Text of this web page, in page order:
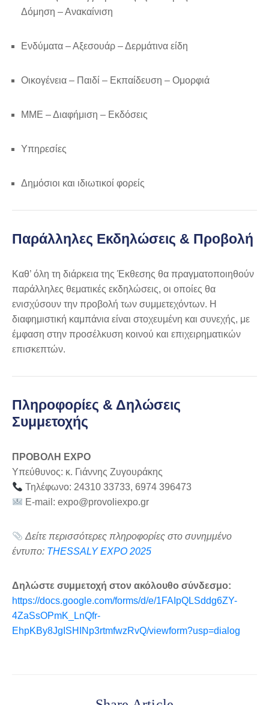
Δόμηση – Ανακαίνιση
Ενδύματα – Αξεσουάρ – Δερμάτινα είδη
Οικογένεια – Παιδί – Εκπαίδευση – Ομορφιά
ΜΜΕ – Διαφήμιση – Εκδόσεις
Υπηρεσίες
Δημόσιοι και ιδιωτικοί φορείς
Παράλληλες Εκδηλώσεις & Προβολή
Καθ’ όλη τη διάρκεια της Έκθεσης θα πραγματοποιηθούν
παράλληλες θεματικές εκδηλώσεις, οι οποίες θα
ενισχύσουν την προβολή των συμμετεχόντων. Η
διαφημιστική καμπάνια είναι στοχευμένη και συνεχής, με
έμφαση στην προσέλκυση κοινού και επιχειρηματικών
επισκεπτών.
Πληροφορίες & Δηλώσεις
Συμμετοχής
ΠΡΟΒΟΛΗ EXPO
Υπεύθυνος: κ. Γιάννης Ζυγουράκης
Τηλέφωνο: 24310 33733, 6974 396473
E-mail:expo@provoliexpo.gr
Δείτε περισσότερες πληροφορίες στο συνημμένο
έντυπο: THESSALY EXPO 2025
Δηλώστε συμμετοχή στον ακόλουθο σύνδεσμο:
https://docs.google.com/forms/d/e/1FAIpQLSddg6ZY-
4ZaSsOPmK_LnQfr-
EhpKBy8JgISHINp3rtmfwzRvQ/viewform?usp=dialog